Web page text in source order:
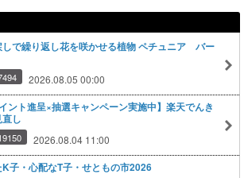
しで繰り返し花を咲かせる植物 ペチュニア バー
2026.08.05 00:00
ント進呈×抽選キャンペーン実施中】楽天でんき
し
2026.08.04 11:00
子・心配なT子・せともの市2026